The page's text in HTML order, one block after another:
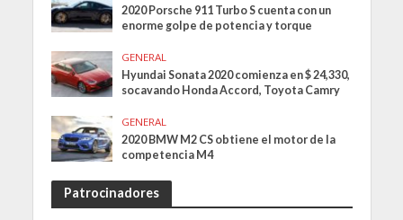
2020 Porsche 911 Turbo S cuenta con un
enorme golpe de potencia y torque
GENERAL
Hyundai Sonata 2020 comienza en $ 24,330,
socavando Honda Accord, Toyota Camry
GENERAL
2020 BMW M2 CS obtiene el motor de la
competencia M4
Patrocinadores